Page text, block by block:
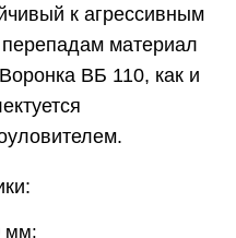
к агрессивным
материал
ВБ 110, как и
мм;